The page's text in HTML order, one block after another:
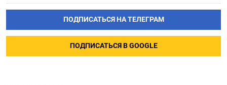
ПОДПИСАТЬСЯ НА ТЕЛЕГРАМ
ПОДПИСАТЬСЯ В GOOGLE